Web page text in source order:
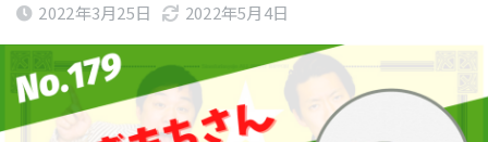
2022年3月25日 2022年5月4日